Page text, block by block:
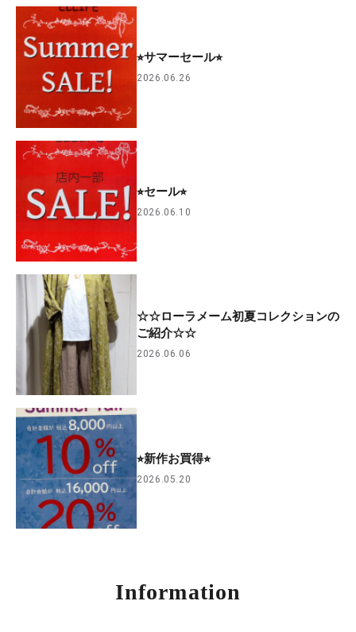
⭐︎サマーセール⭐︎
2026.06.26
⭐︎セール⭐︎
2026.06.10
☆☆ローラメーム初夏コレクションの
ご紹介☆☆
2026.06.06
⭐︎新作お買得⭐︎
2026.05.20
Information